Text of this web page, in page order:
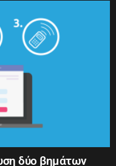
δύο βημάτων